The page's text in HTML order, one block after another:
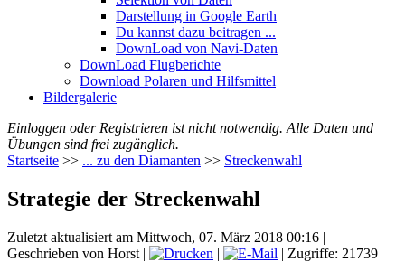
Darstellung in Google Earth
Du kannst dazu beitragen ...
DownLoad von Navi-Daten
DownLoad Flugberichte
Download Polaren und Hilfsmittel
Bildergalerie
Einloggen oder Registrieren ist nicht notwendig. Alle Daten und
Übungen sind frei zugänglich.
Startseite >> ... zu den Diamanten >> Streckenwahl
Strategie der Streckenwahl
Zuletzt aktualisiert am Mittwoch, 07. März 2018 00:16 |
Geschrieben von Horst | |
| Zugriffe: 21739